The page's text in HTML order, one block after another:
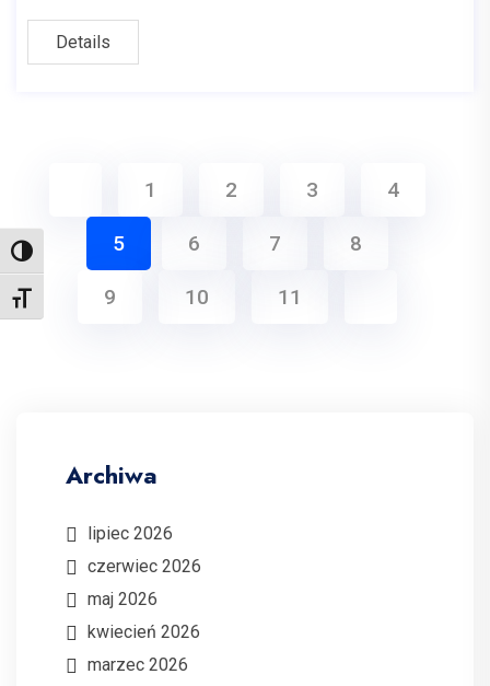
Toggle High Contrast
Toggle Font size
Details
1 2 3 4
5 6 7 8
9 10 11
Archiwa
lipiec 2026
czerwiec 2026
maj 2026
kwiecień 2026
marzec 2026